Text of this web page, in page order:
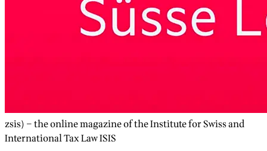
zsis) – the online magazine of the Institute for Swiss and
International Tax Law ISIS